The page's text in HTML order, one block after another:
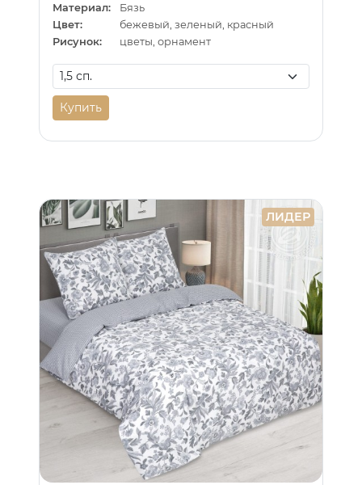
Материал:
Бязь
Цвет:
бежевый, зеленый, красный
Рисунок:
цветы, орнамент
Купить
ЛИДЕР